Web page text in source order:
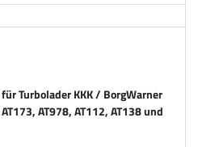
Turbolader KKK / BorgWarner
AT978, AT112, AT138 und